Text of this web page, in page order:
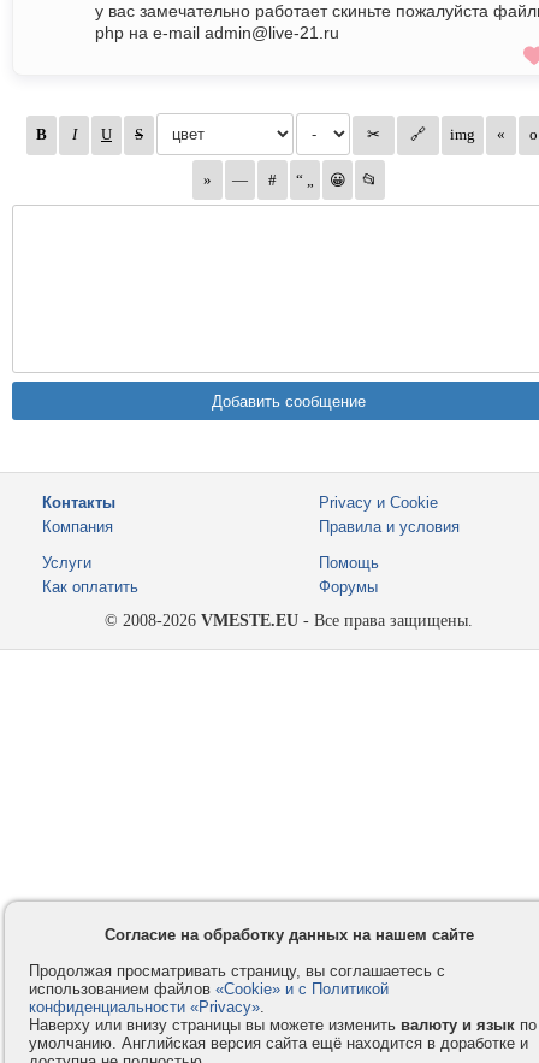
у вас замечательно работает скиньте пожалуйста
php на e-mail admin@live-21.ru
Контакты
Компания
Privacy и Cookie
Правила и условия
Услуги
Как оплатить
Помощь
Форумы
© 2008-2026 VMESTE.EU - Все права защищены.
Согласие на обработку данных на нашем сайте
Продолжая просматривать страницу, вы соглашаетесь с
использованием файлов «Cookie» и с Политикой
конфиденциальности «Privacy».
Наверху или внизу страницы вы можете изменить валюту и язык по
умолчанию. Английская версия сайта ещё находится в доработке и